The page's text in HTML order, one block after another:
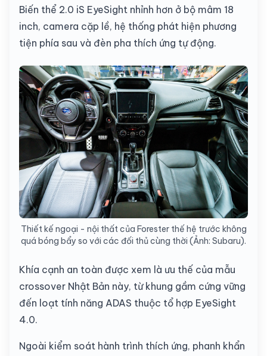
Biến thể 2.0 iS EyeSight nhỉnh hơn ở bộ mâm 18
inch, camera cặp lề, hệ thống phát hiện phương
tiện phía sau và đèn pha thích ứng tự động.
Thiết kế ngoại - nội thất của Forester thế hệ trước không
quá bóng bẩy so với các đối thủ cùng thời (Ảnh: Subaru).
Khía cạnh an toàn được xem là ưu thế của mẫu
crossover Nhật Bản này, từ khung gầm cứng vững
đến loạt tính năng ADAS thuộc tổ hợp EyeSight
4.0.
Ngoài kiểm soát hành trình thích ứng, phanh khẩn